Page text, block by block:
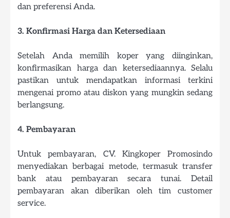
dan preferensi Anda.
3. Konfirmasi Harga dan Ketersediaan
Setelah Anda memilih koper yang diinginkan,
konfirmasikan harga dan ketersediaannya. Selalu
pastikan untuk mendapatkan informasi terkini
mengenai promo atau diskon yang mungkin sedang
berlangsung.
4. Pembayaran
Untuk pembayaran, CV. Kingkoper Promosindo
menyediakan berbagai metode, termasuk transfer
bank atau pembayaran secara tunai. Detail
pembayaran akan diberikan oleh tim customer
service.